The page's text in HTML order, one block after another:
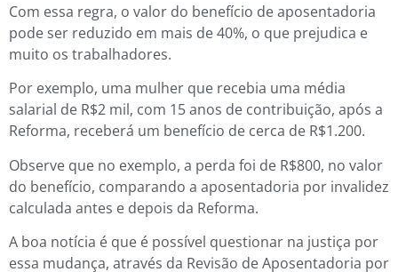
Com essa regra, o valor do benefício de aposentadoria
pode ser reduzido em mais de 40%, o que prejudica e
muito os trabalhadores.
Por exemplo, uma mulher que recebia uma média
salarial de R$2 mil, com 15 anos de contribuição, após a
Reforma, receberá um benefício de cerca de R$1.200.
Observe que no exemplo, a perda foi de R$800, no valor
do benefício, comparando a aposentadoria por invalidez
calculada antes e depois da Reforma.
A boa notícia é que é possível questionar na justiça por
essa mudança, através da Revisão de Aposentadoria por